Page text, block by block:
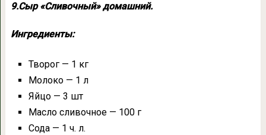
9.Сыр «Сливочный» домашний.
Ингредиенты:
Творог — 1 кг
Молоко — 1 л
Яйцо — 3 шт
Масло сливочное — 100 г
Сода — 1 ч. л.